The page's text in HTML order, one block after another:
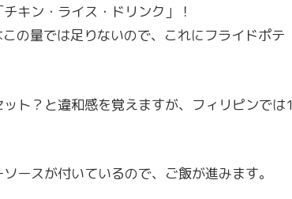
キン・ライス・ドリンク」！
の量では足りないので、これにフライドポテ
ト？と違和感を覚えますが、フィリピンでは1
ースが付いているので、ご飯が進みます。